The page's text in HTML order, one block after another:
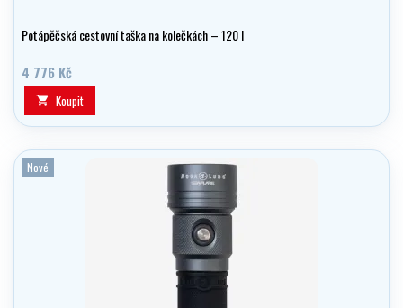
Potápěčská cestovní taška na kolečkách – 120 l
4 776 Kč
 Koupit
Nové